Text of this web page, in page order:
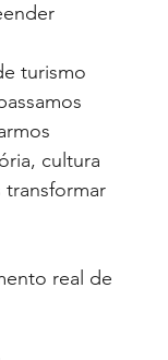
turismo
cultura
real de